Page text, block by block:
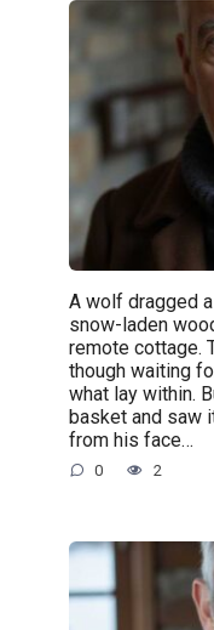
A wolf dragged
snow-laden
remote cottage.
though waiting
what lay within.
basket and saw
from his face…
0 2